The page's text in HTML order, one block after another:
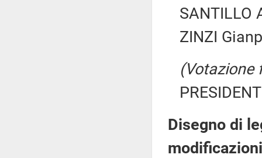
SANTILLO
ZINZI
(Votazione
Disegno di